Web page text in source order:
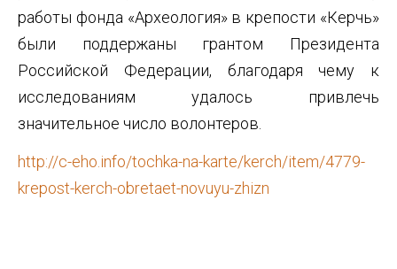
работы фонда «Археология» в крепости «Керчь»
были поддержаны грантом Президента
Российской Федерации, благодаря чему к
исследованиям удалось привлечь
значительное число волонтеров.
http://c-eho.info/tochka-na-karte/kerch/item/4779-
krepost-kerch-obretaet-novuyu-zhizn